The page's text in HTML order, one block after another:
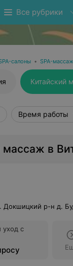
Все рубрики
салоны • SPA-массаж
Китайский
Время работы
массаж в
Докшицкий р-н д.
уход с